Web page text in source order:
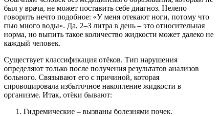
был у врача, не может поставить себе диагноз. Нелепо
говорить нечто подобное: «У меня отекают ноги, потому что
пью много воды». Да, 2–3 литра в день – это относительная
норма, но выпить такое количество жидкости может далеко не
каждый человек.
Существует классификация отёков. Тип нарушения
определяют только после получения результатов анализов
больного. Связывают его с причиной, которая
спровоцировала избыточное накопление жидкости в
организме. Итак, отёки бывают:
Гидремические – вызваны болезнями почек.